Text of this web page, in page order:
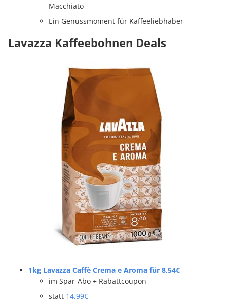
Macchiato
Ein Genussmoment für Kaffeeliebhaber
Lavazza Kaffeebohnen Deals
1kg Lavazza Caffè Crema e Aroma für 8,54€
im Spar-Abo + Rabattcoupon
statt 14,99€